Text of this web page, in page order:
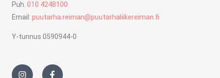
Puh. 010 4248100
Email: puutarha.reiman@puutarhaliikereiman.fi
Y-tunnus 0590944-0
I
n
F
a